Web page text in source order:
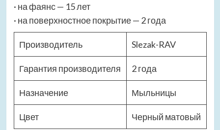
· на фаянс — 15 лет
· на поверхностное покрытие — 2 года
Производитель Slezak-RAV
Гарантия производителя 2 года
Назначение Мыльницы
Цвет Черный матовый